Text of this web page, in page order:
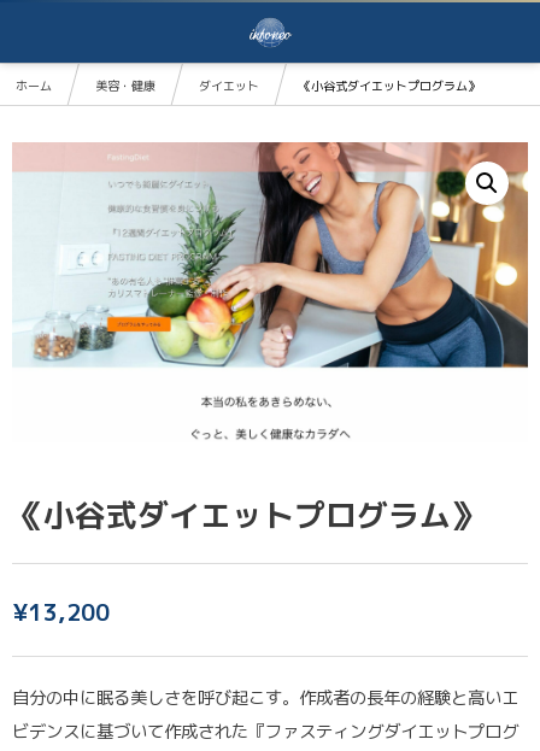
ホーム 美容・健康 ダイエット 《小谷式ダイエットプログラム》
《小谷式ダイエットプログラム》
¥13,200
自分の中に眠る美しさを呼び起こす。作成者の長年の経験と高いエ
ビデンスに基づいて作成された『ファスティングダイエットプログ